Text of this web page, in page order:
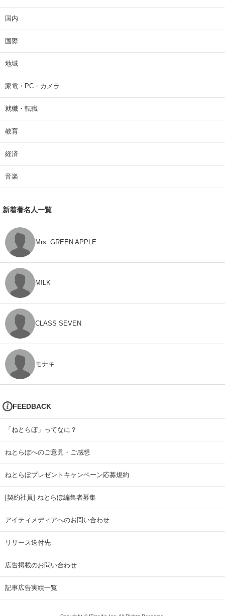
国内
国際
地域
家電・PC・カメラ
就職・転職
教育
経済
音楽
新着著名人一覧
Mrs. GREEN APPLE
M!LK
CLASS SEVEN
モナキ
FEEDBACK
「ねとらぼ」ってなに？
ねとらぼへのご意見・ご感想
ねとらぼプレゼントキャンペーン応募規約
[契約社員] ねとらぼ編集者募集
アイティメディアへのお問い合わせ
リリース送付先
広告掲載のお問い合わせ
記事広告実績一覧